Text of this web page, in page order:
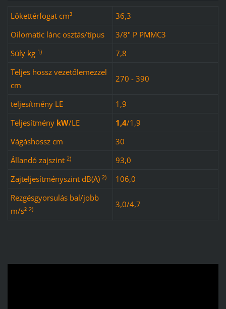
Lökettérfogat cm³
36,3
Oilomatic lánc osztás/típus
3/8" P PMMC3
Súly kg 1)
7,8
Teljes hossz vezetőlemezzel
cm
270 - 390
teljesítmény LE
1,9
Teljesítmény kW/LE 1,4/1,9
Vágáshossz cm
30
Állandó zajszint 2)
93,0
Zajteljesítményszint dB(A) 2)
106,0
Rezgésgyorsulás bal/jobb
m/s² 2) 3,0/4,7